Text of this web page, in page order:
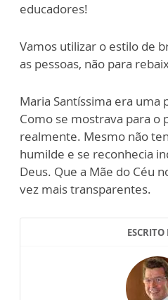
educadores!
Vamos utilizar o estilo de
as pessoas, não para
Maria Santíssima era uma
Como se mostrava para o
realmente. Mesmo não
humilde e se reconhecia
Deus. Que a Mãe do Céu
vez mais transparentes.
ESCRITO